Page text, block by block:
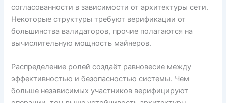
согласованности в зависимости от архитектуры сети.
Некоторые структуры требуют верификации от
большинства валидаторов, прочие полагаются на
вычислительную мощность майнеров.
Распределение ролей создаёт равновесие между
эффективностью и безопасностью системы. Чем
больше независимых участников верифицируют